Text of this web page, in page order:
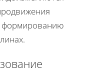
формированию